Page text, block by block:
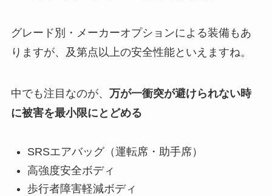
グレード別・メーカーオプションによる装備もあ
りますが、及第点以上の安全性能といえますね。
中でも注目なのが、 万が一衝突が避けられない時
に被害を最小限にとどめる
SRSエアバッグ（運転席・助手席）
高強度安全ボディ
歩行者障害軽減ボディ